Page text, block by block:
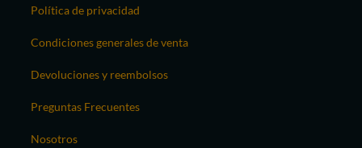
Política de privacidad
Condiciones generales de venta
Devoluciones y reembolsos
Preguntas Frecuentes
Nosotros